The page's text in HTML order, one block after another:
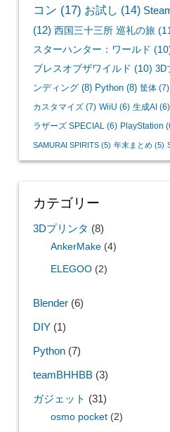
コン (17) お試し (14)
(12) 西国三十三所 巡礼の旅
スターハンター：ワールド
ブレスオブザワイルド (10) 3D
ンディング(8) Python(8) 筐体(7)
カスタマイズ(7) WiiU (6) 生成AI (6)
ラザーズ SPECIAL (6) PlayStation
SAMURAI SPIRITS(5) 年末まとめ(5)
カテゴリー
3Dプリンタ (8)
AnkerMake(4)
ELEGOO(2)
Blender(6)
DIY(1)
Python(7)
teamBHHBB(3)
ガジェット (31)
osmo pocket(2)